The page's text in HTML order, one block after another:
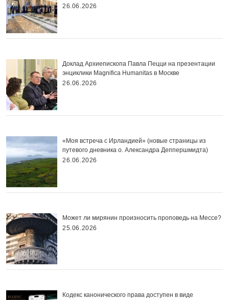
26.06.2026
Доклад Архиепископа Павла Пецци на презентации
энциклики Magnifica Нumanitas в Москве
26.06.2026
«Моя встреча с Ирландией» (новые страницы из
путевого дневника о. Александра Деппершмидта)
26.06.2026
Может ли мирянин произносить проповедь на Мессе?
25.06.2026
Кодекс канонического права доступен в виде